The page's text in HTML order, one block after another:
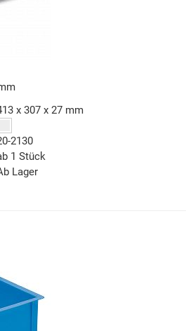
x 307 x 27 mm
2130
1 Stück
Lager